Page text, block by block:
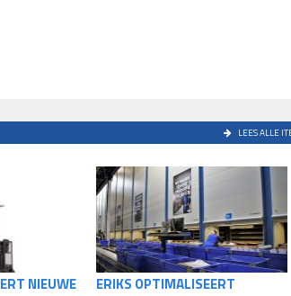
LEES ALLE
NIEUWE
ERIKS OPTIMALISEERT